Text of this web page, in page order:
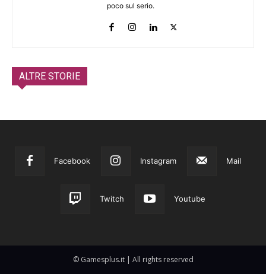
poco sul serio.
ALTRE STORIE
Facebook Instagram Mail
Twitch Youtube
© Gamesplus.it | All rights reserved